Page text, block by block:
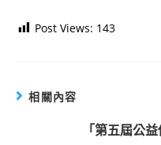
Post Views: 143
相關內容
「第五屆公